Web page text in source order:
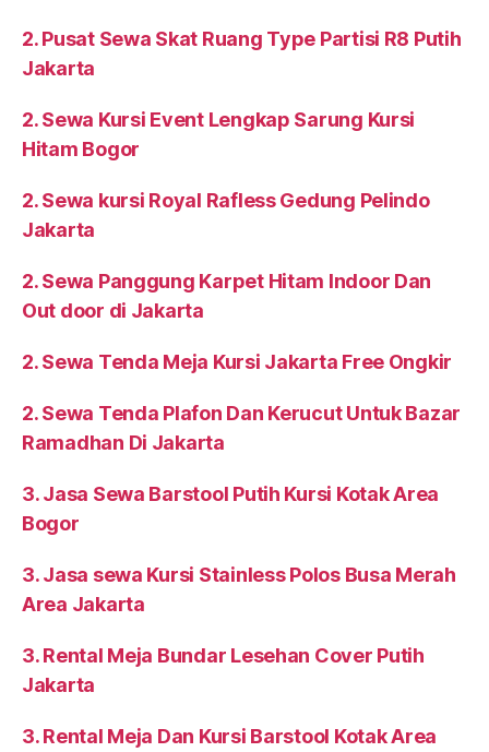
2. Pusat Sewa Skat Ruang Type Partisi R8 Putih
Jakarta
2. Sewa Kursi Event Lengkap Sarung Kursi
Hitam Bogor
2. Sewa kursi Royal Rafless Gedung Pelindo
Jakarta
2. Sewa Panggung Karpet Hitam Indoor Dan
Out door di Jakarta
2. Sewa Tenda Meja Kursi Jakarta Free Ongkir
2. Sewa Tenda Plafon Dan Kerucut Untuk Bazar
Ramadhan Di Jakarta
3. Jasa Sewa Barstool Putih Kursi Kotak Area
Bogor
3. Jasa sewa Kursi Stainless Polos Busa Merah
Area Jakarta
3. Rental Meja Bundar Lesehan Cover Putih
Jakarta
3. Rental Meja Dan Kursi Barstool Kotak Area